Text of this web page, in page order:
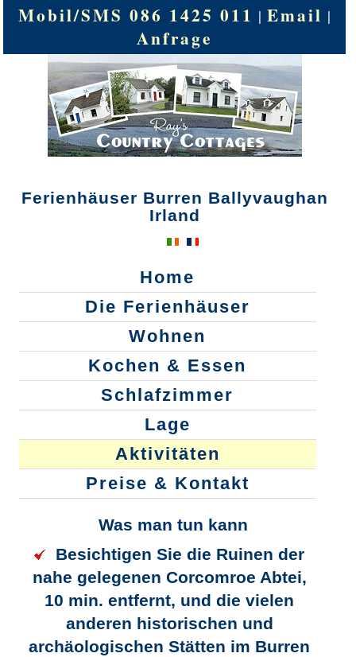
Mobil/SMS 086 1425 011 | Email |
Anfrage
Ferienhäuser Burren Ballyvaughan
Irland
Home
Die Ferienhäuser
Wohnen
Kochen & Essen
Schlafzimmer
Lage
Aktivitäten
Preise & Kontakt
Was man tun kann
Besichtigen Sie die Ruinen der
nahe gelegenen Corcomroe Abtei,
10 min. entfernt, und die vielen
anderen historischen und
archäologischen Stätten im Burren